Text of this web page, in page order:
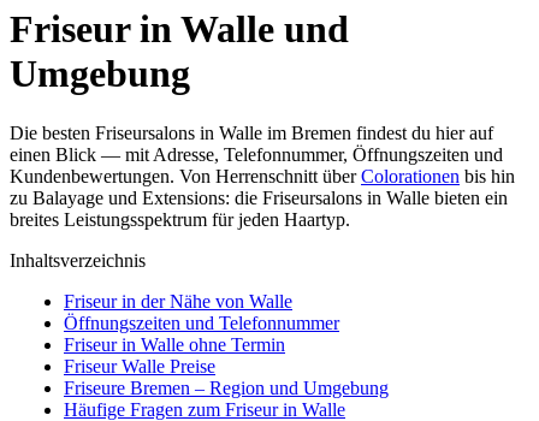
Friseur in Walle und
Umgebung
Die besten Friseursalons in Walle im Bremen findest du hier auf
einen Blick — mit Adresse, Telefonnummer, Öffnungszeiten und
Kundenbewertungen. Von Herrenschnitt überColorationen bis hin
zu Balayage und Extensions: die Friseursalons in Walle bieten ein
breites Leistungsspektrum für jeden Haartyp.
Inhaltsverzeichnis
Friseur in der Nähe von Walle
Öffnungszeiten und Telefonnummer
Friseur in Walle ohne Termin
Friseur Walle Preise
Friseure Bremen – Region und Umgebung
Häufige Fragen zum Friseur in Walle